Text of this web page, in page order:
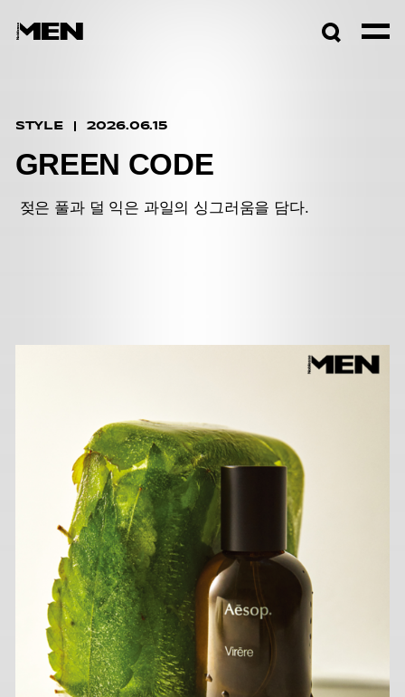
STYLE 2026.06.15
GREEN CODE
젖은 풀과 덜 익은 과일의 싱그러움을 담다.